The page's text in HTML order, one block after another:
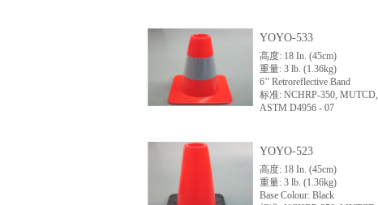
YOYO-533
高度: 18 In. (45cm)
重量: 3 lb. (1.36kg)
6’’ Retroreflective Band
标准: NCHRP-350, MUTCD,
ASTM D4956 - 07
YOYO-523
高度: 18 In. (45cm)
重量: 3 lb. (1.36kg)
Base Colour: Black